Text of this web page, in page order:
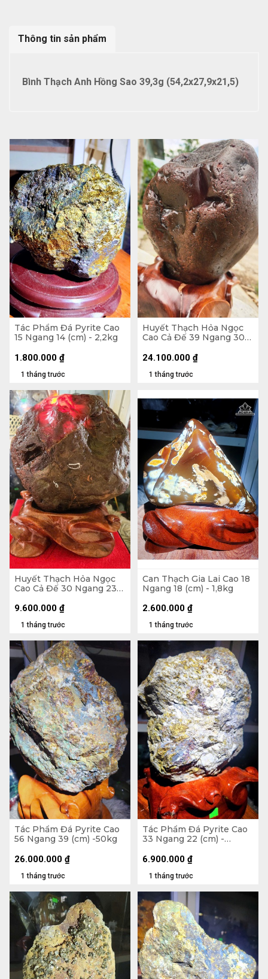
Thông tin sản phẩm
Bình Thạch Anh Hồng Sao 39,3g (54,2x27,9x21,5)
Tác Phẩm Đá Pyrite Cao
15 Ngang 14 (cm) - 2,2kg
1 tháng trước
1.800.000 ₫
Huyết Thạch Hỏa Ngọc
Cao Cả Đế 39 Ngang 30
17,5kg
1 tháng trước
24.100.000 ₫
Huyết Thạch Hỏa Ngọc
Cao Cả Đế 30 Ngang 23
6,4kg
1 tháng trước
9.600.000 ₫
Can Thạch Gia Lai Cao 18
Ngang 18 (cm) - 1,8kg
1 tháng trước
2.600.000 ₫
Tác Phẩm Đá Pyrite Cao
56 Ngang 39 (cm) -50kg
1 tháng trước
26.000.000 ₫
Tác Phẩm Đá Pyrite Cao
33 Ngang 22 (cm) -
1 tháng trước
6.900.000 ₫